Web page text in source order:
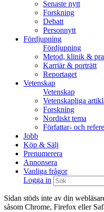
Senaste nytt
Forskning
Debatt
Personnytt
Fördjupning
Fördjupning
Metod, klinik &
Karriär & porträtt
Reportaget
Vetenskap
Vetenskap
Vetenskapliga
Forskning
Nordiskt tema
Författar- och
Jobb
Köp & Sälj
Prenumerera
Annonsera
Vanliga frågor
Logga in
Sidan stöds inte av din
såsom Chrome, Firefox eller